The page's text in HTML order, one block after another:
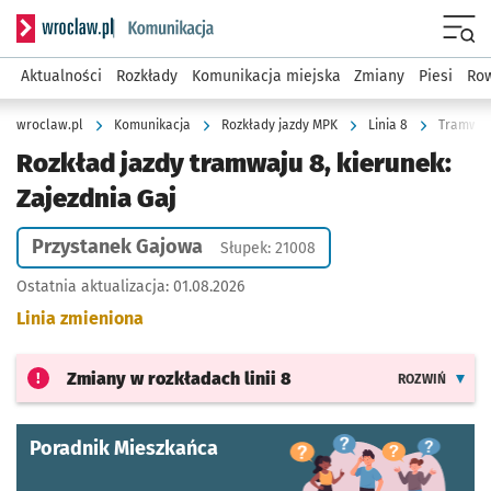
Serwis informacyjny wroclaw.pl podserwis: Komunikacja
Aktualności Rozkłady Komunikacja miejska Zmiany Piesi
wroclaw.pl Komunikacja Rozkłady jazdy MPK Linia 8
Rozkład jazdy tramwaju 8, kierunek:
Zajezdnia Gaj
Przystanek Gajowa Słupek: 21008
Ostatnia aktualizacja: 01.08.2026
Linia zmieniona
Zmiany w rozkładach linii 8 ROZWIŃ
Poradnik Mieszkańca